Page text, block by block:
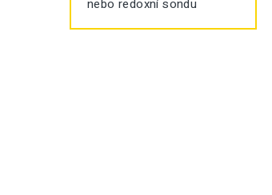
nebo redoxní sondu